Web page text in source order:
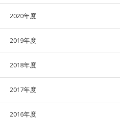
2020年度
2019年度
2018年度
2017年度
2016年度